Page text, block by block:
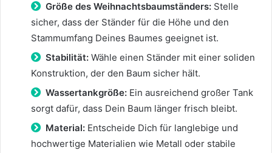
Größe des Weihnachtsbaumständers: Stelle
sicher, dass der Ständer für die Höhe und den
Stammumfang Deines Baumes geeignet ist.
Stabilität: Wähle einen Ständer mit einer soliden
Konstruktion, der den Baum sicher hält.
Wassertankgröße: Ein ausreichend großer Tank
sorgt dafür, dass Dein Baum länger frisch bleibt.
Material: Entscheide Dich für langlebige und
hochwertige Materialien wie Metall oder stabile